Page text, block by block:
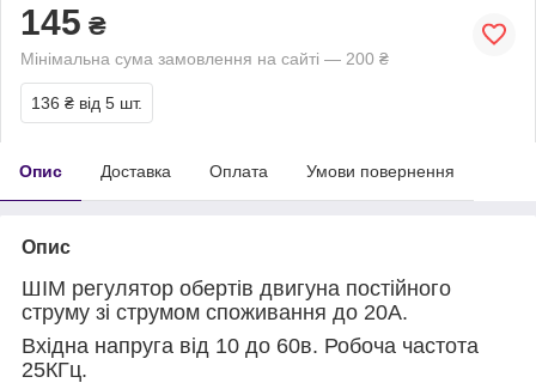
145 ₴
Мінімальна сума замовлення на сайті — 200 ₴
136 ₴ від 5 шт.
Опис Доставка Оплата Умови повернення
Опис
ШІМ регулятор обертів двигуна постійного
струму зі струмом споживання до 20А.
Вхідна напруга від 10 до 60в. Робоча частота
25КГц.